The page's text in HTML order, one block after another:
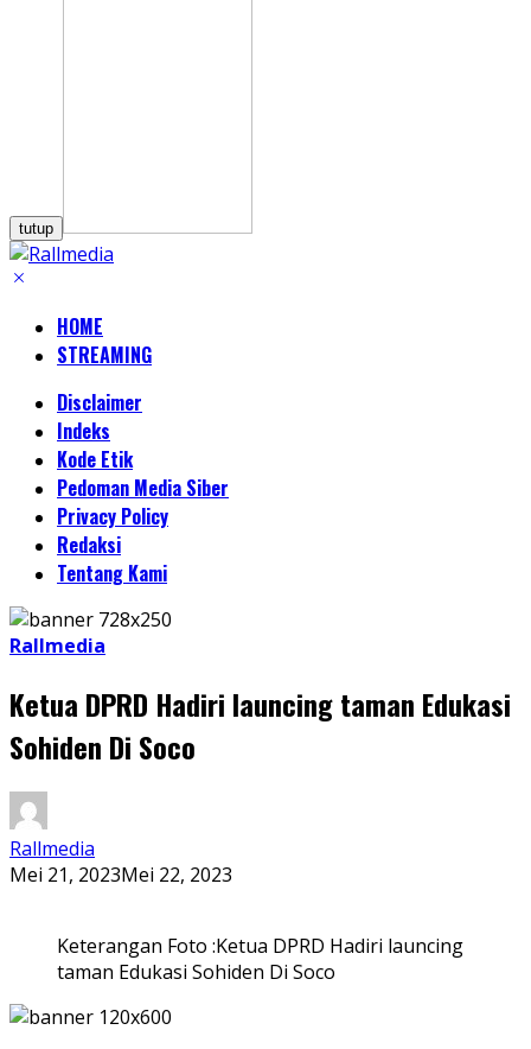
tutup
HOME
STREAMING
Disclaimer
Indeks
Kode Etik
Pedoman Media Siber
Privacy Policy
Redaksi
Tentang Kami
Rallmedia
Ketua DPRD Hadiri launcing taman Edukasi
Sohiden Di Soco
Rallmedia
Mei 21, 2023Mei 22, 2023
Keterangan Foto :Ketua DPRD Hadiri launcing
taman Edukasi Sohiden Di Soco